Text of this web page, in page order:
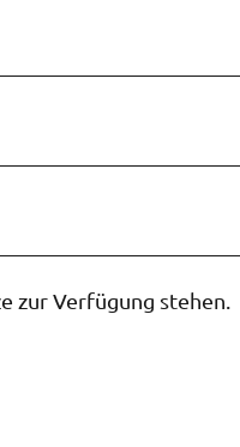
Verfügung stehen.